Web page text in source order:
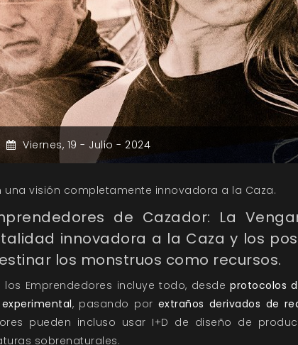
Viernes, 19 - Julio - 2024
una visión completamente innovadora a la Caza.
de Cazador: La
innovadora a la Caza y los
los monstruos como recursos.
Emprendedores incluye todo, desdeprotocolos
, pasando por extraños derivados de
pueden incluso usar I+D de diseño de
sobrenaturales.